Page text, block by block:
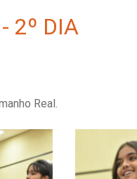
2º DIA
Real.